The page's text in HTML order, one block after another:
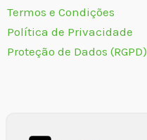
Termos e Condições
Política de Privacidade
Proteção de Dados (RGPD)